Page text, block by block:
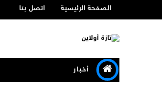
الصفحة الرئيسية اتصل بنا
أخبار